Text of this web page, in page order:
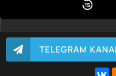
TELEGRAM